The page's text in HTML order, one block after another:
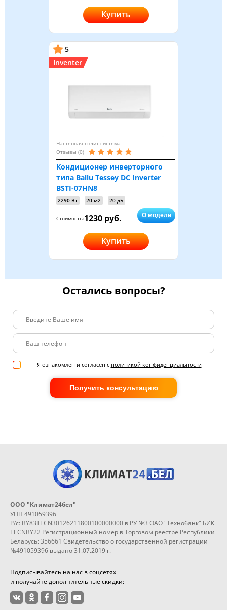
Купить
5
Inventer
Настенная сплит-система
Отзывы (0)
Кондиционер инверторного
типа Ballu Tessey DC Inverter
BSTI-07HN8
2290 Вт 20 м2 20 дБ
Стоимость:1230 руб. О модели
Купить
Остались вопросы?
Я ознакомлен и согласен с политикой конфиденциальности
Получить консультацию
ООО "Климат24бел"
УНП 491059396
Р/с: BY83TECN30126211800100000000 в РУ №3 ОАО "Технобанк" БИК
TECNBY22 Регистрационный номер в Торговом реестре Республики
Беларусь: 356661 Свидетельство о государственной регистрации
№491059396 выдано 31.07.2019 г.
Подписывайтесь на нас в соцсетях
и получайте дополнительные скидки: